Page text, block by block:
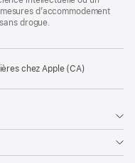
d’accommodement
drogue.
chez Apple (CA)